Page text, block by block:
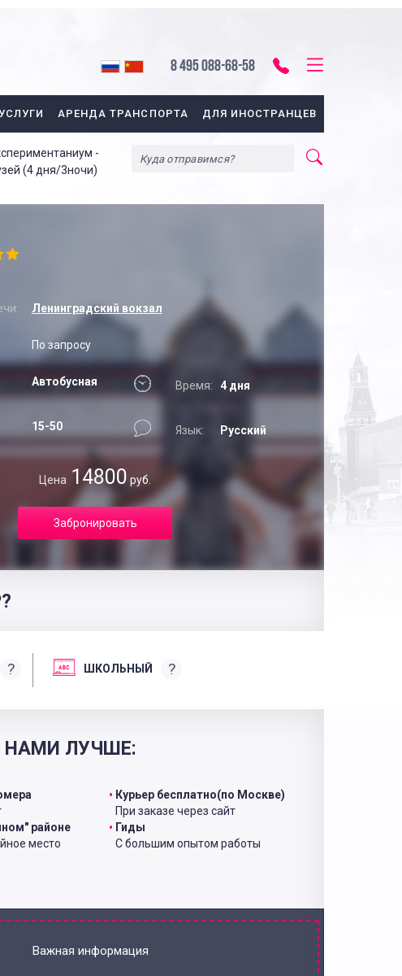
8 495 088-68-58
АРЕНДА ТРАНСПОРТА ДЛЯ ИНОСТРАНЦЕВ
-
(4 дня/3ночи)
Ленинградский вокзал
По запросу
Автобусная Время: 4 дня
15-50 Язык: Русский
Цена 14800 руб.
Забронировать
? ШКОЛЬНЫЙ ?
НАМИ ЛУЧШЕ:
районе
место
Курьер бесплатно(по Москве)
При заказе через сайт
Гиды
С большим опытом работы
Важная информация